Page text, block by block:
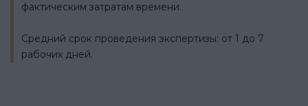
фактическим затратам времени.
Средний срок проведения экспертизы: от 1 до 7
рабочих дней.